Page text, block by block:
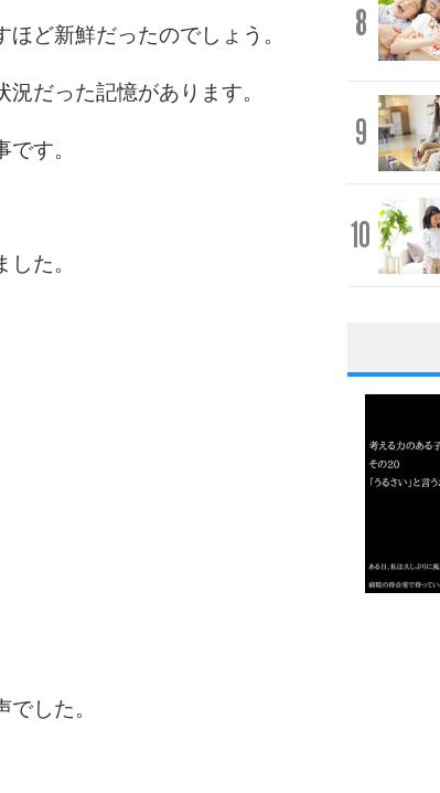
ど新鮮だったのでしょう。
だった記憶があります。
す。
た。
した。
8
9
10
1
3